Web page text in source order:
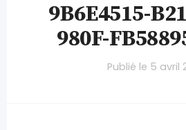
9B6E4515-
980F-
Publié le 5 avril